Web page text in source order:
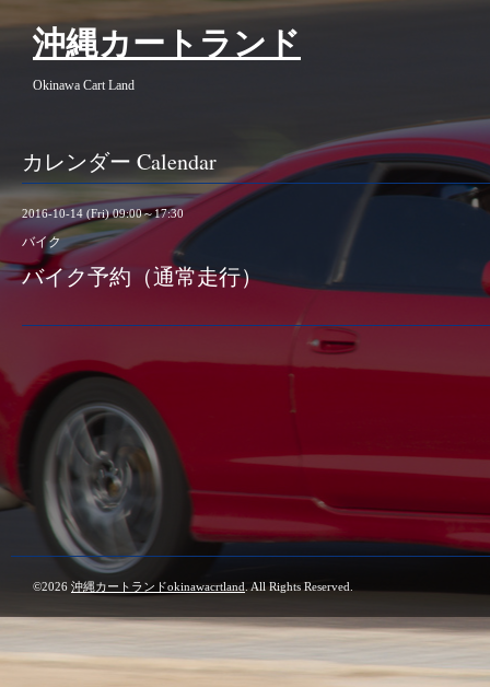
沖縄カートランド
Okinawa Cart Land
カレンダー Calendar
2016-10-14 (Fri) 09:00～17:30
バイク
バイク予約（通常走行）
©2026 沖縄カートランドokinawacrtland . All Rights Reserved.